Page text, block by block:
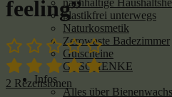
plastikfrei unterwegs
Naturkosmetik
Zerowaste Badezimmer
Gutscheine
GESCHENKE
Infos
Alles über
feeling”
2 Rezensionen